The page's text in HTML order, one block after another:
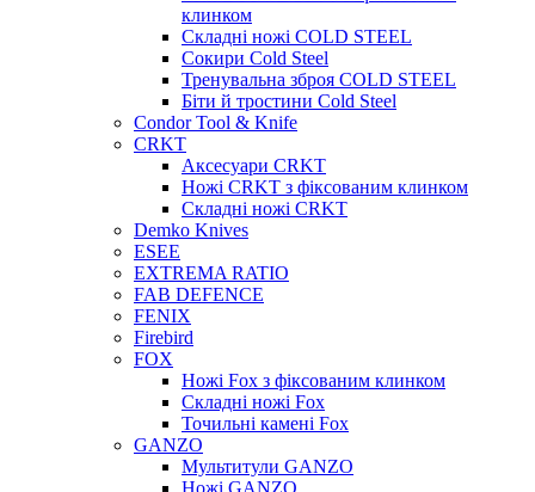
клинком
Складні ножі COLD STEEL
Сокири Cold Steel
Тренувальна зброя COLD STEEL
Біти й тростини Cold Steel
Condor Tool & Knife
CRKT
Аксесуари CRKT
Ножі CRKT з фіксованим клинком
Складні ножі CRKT
Demko Knives
ESEE
EXTREMA RATIO
FAB DEFENCE
FENIX
Firebird
FOX
Ножі Fox з фіксованим клинком
Складні ножі Fox
Точильні камені Fox
GANZO
Мультитули GANZO
Ножі GANZO